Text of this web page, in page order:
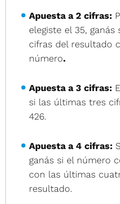
Apuesta a 2 cifras:
elegiste el 35,
cifras del resultado
número.
Apuesta a 3 cifras:
si las últimas tres
426.
Apuesta a 4 cifras:
ganás si el número
con las últimas
resultado.